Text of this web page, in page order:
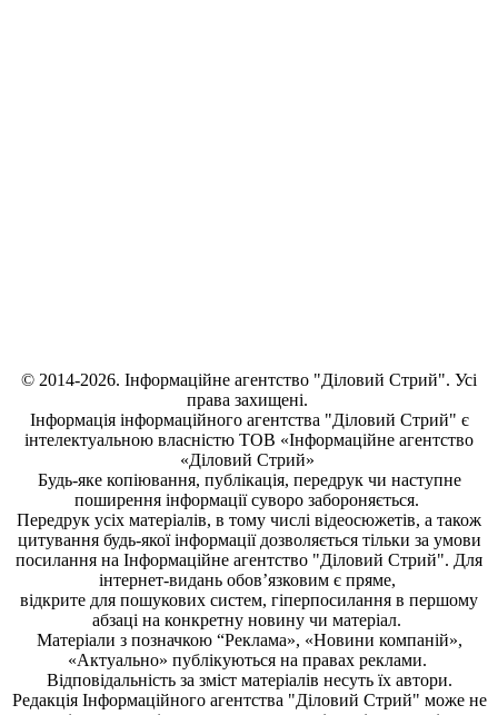
© 2014-2026. Інформаційне агентство "Діловий Стрий". Усі
права захищені.
Інформація інформаційного агентства "Діловий Стрий" є
інтелектуальною власністю ТОВ «Інформаційне агентство
«Діловий Стрий»
Будь-яке копiювання, публiкацiя, передрук чи наступне
поширення iнформацiї суворо забороняється.
Передрук усіх матеріалів, в тому числі відеосюжетів, а також
цитування будь-якої інформації дозволяється тільки за умови
посилання на Інформаційне агентство "Діловий Стрий". Для
інтернет-видань обов’язковим є пряме,
відкрите для пошукових систем, гіперпосилання в першому
абзаці на конкретну новину чи матеріал.
Матеріали з позначкою “Реклама», «Новини компаній»,
«Актуально» публікуються на правах реклами.
Відповідальність за зміст матеріалів несуть їх автори.
Редакція Інформаційного агентства "Діловий Стрий" може не